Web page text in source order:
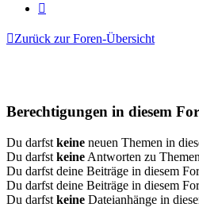
Zurück zur Foren-Übersicht
Berechtigungen in diesem
Du darfst keine neuen Themen in
Du darfst keine Antworten zu
Du darfst deine Beiträge in diesem
Du darfst deine Beiträge in diesem
Du darfst keine Dateianhänge in